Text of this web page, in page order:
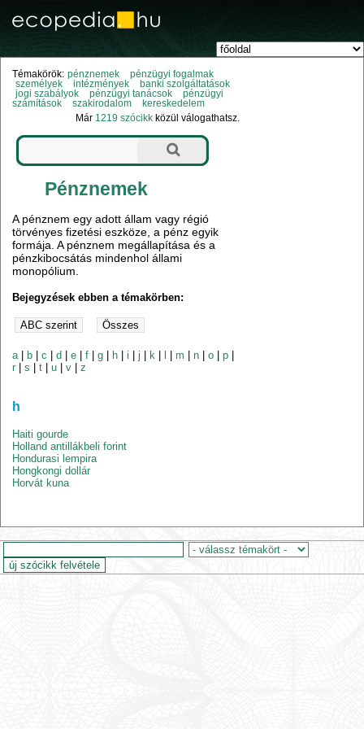
Témakörök: pénznemek
pénzügyi fogalmak
személyek
intézmények
banki szolgáltatások
jogi szabályok
pénzügyi tanácsok
pénzügyi
számítások
szakirodalom
kereskedelem
Már 1219 szócikk közül válogathatsz.
Pénznemek
A pénznem egy adott állam vagy régió
törvényes fizetési eszköze, a pénz egyik
formája. A pénznem megállapítása és a
pénzkibocsátás mindenhol állami
monopólium.
Bejegyzések ebben a témakörben:
a| b |c |d |e |f |g h |i |j k |m |n |o |p
r |s |t |u |v |z
h
Haiti gourde
Holland antillákbeli forint
Hondurasi lempira
Hongkongi dollár
Horvát kuna